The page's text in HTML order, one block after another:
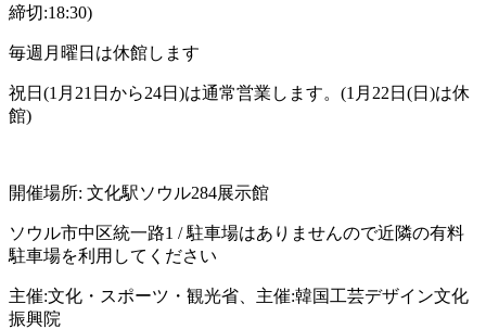
締切:18:30)
毎週月曜日は休館します
祝日(1月21日から24日)は通常営業します。(1月22日(日)は休
館)
開催場所: 文化駅ソウル284展示館
ソウル市中区統一路1 / 駐車場はありませんので近隣の有料
駐車場を利用してください
主催:文化・スポーツ・観光省、主催:韓国工芸デザイン文化
振興院